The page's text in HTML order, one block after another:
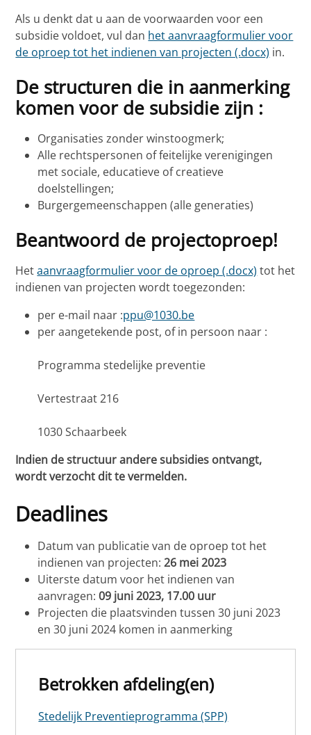
Als u denkt dat u aan de voorwaarden voor een
subsidie voldoet, vul dan het aanvraagformulier voor
de oproep tot het indienen van projecten (.docx) in.
De structuren die in aanmerking
komen voor de subsidie zijn :
Organisaties zonder winstoogmerk;
Alle rechtspersonen of feitelijke verenigingen
met sociale, educatieve of creatieve
doelstellingen;
Burgergemeenschappen (alle generaties)
Beantwoord de projectoproep!
Hetaanvraagformulier voor de oproep (.docx) tot het
indienen van projecten wordt toegezonden:
per e-mail naar :ppu@1030.be
per aangetekende post, of in persoon naar :
Programma stedelijke preventie
Vertestraat 216
1030 Schaarbeek
Indien de structuur andere subsidies ontvangt,
wordt verzocht dit te vermelden.
Deadlines
Datum van publicatie van de oproep tot het
indienen van projecten:26 mei 2023
Uiterste datum voor het indienen van
aanvragen:09 juni 2023, 17.00 uur
Projecten die plaatsvinden tussen 30 juni 2023
en 30 juni 2024 komen in aanmerking
Betrokken afdeling(en)
Stedelijk Preventieprogramma (SPP)